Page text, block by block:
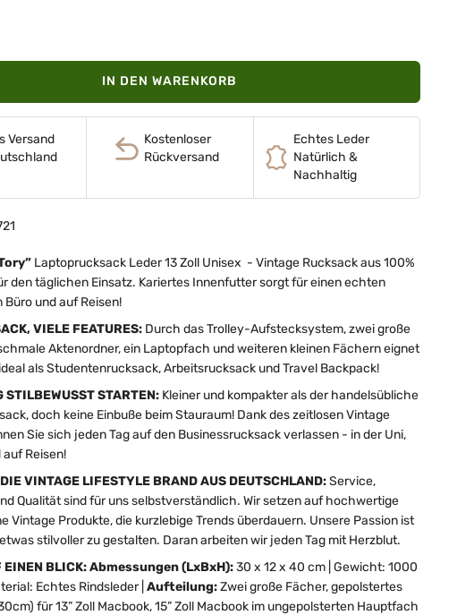
IN DEN WARENKORB
Versand
Kostenloser
Rückversand
Echtes Leder
Natürlich &
Nachhaltig
Laptoprucksack Leder 13 Zoll Unisex - Vintage Rucksack aus 100%
den täglichen Einsatz. Kariertes Innenfutter sorgt für einen echten
Büro und auf Reisen!
VIELE FEATURES:Durch das Trolley-Aufstecksystem, zwei große
Aktenordner, ein Laptopfach und weiteren kleinen Fächern eignet
als Studentenrucksack, Arbeitsrucksack und Travel Backpack!
STILBEWUSST STARTEN:Kleiner und kompakter als der handelsübliche
doch keine Einbuße beim Stauraum! Dank des zeitlosen Vintage
Sie sich jeden Tag auf den Businessrucksack verlassen - in der Uni,
auf Reisen!
VINTAGE LIFESTYLE BRAND AUS DEUTSCHLAND:Service,
Qualität sind für uns selbstverständlich. Wir setzen auf hochwertige
Vintage Produkte, die kurzlebige Trends überdauern. Unsere Passion ist
stilvoller zu gestalten. Daran arbeiten wir jeden Tag mit Herzblut.
EINEN BLICK: Abmessungen (LxBxH):30 x 12 x 40 cm | Gewicht: 1000
Echtes Rindsleder | Aufteilung:Zwei große Fächer, gepolstertes
für 13” Zoll Macbook, 15” Zoll Macbook im ungepolsterten Hauptfach